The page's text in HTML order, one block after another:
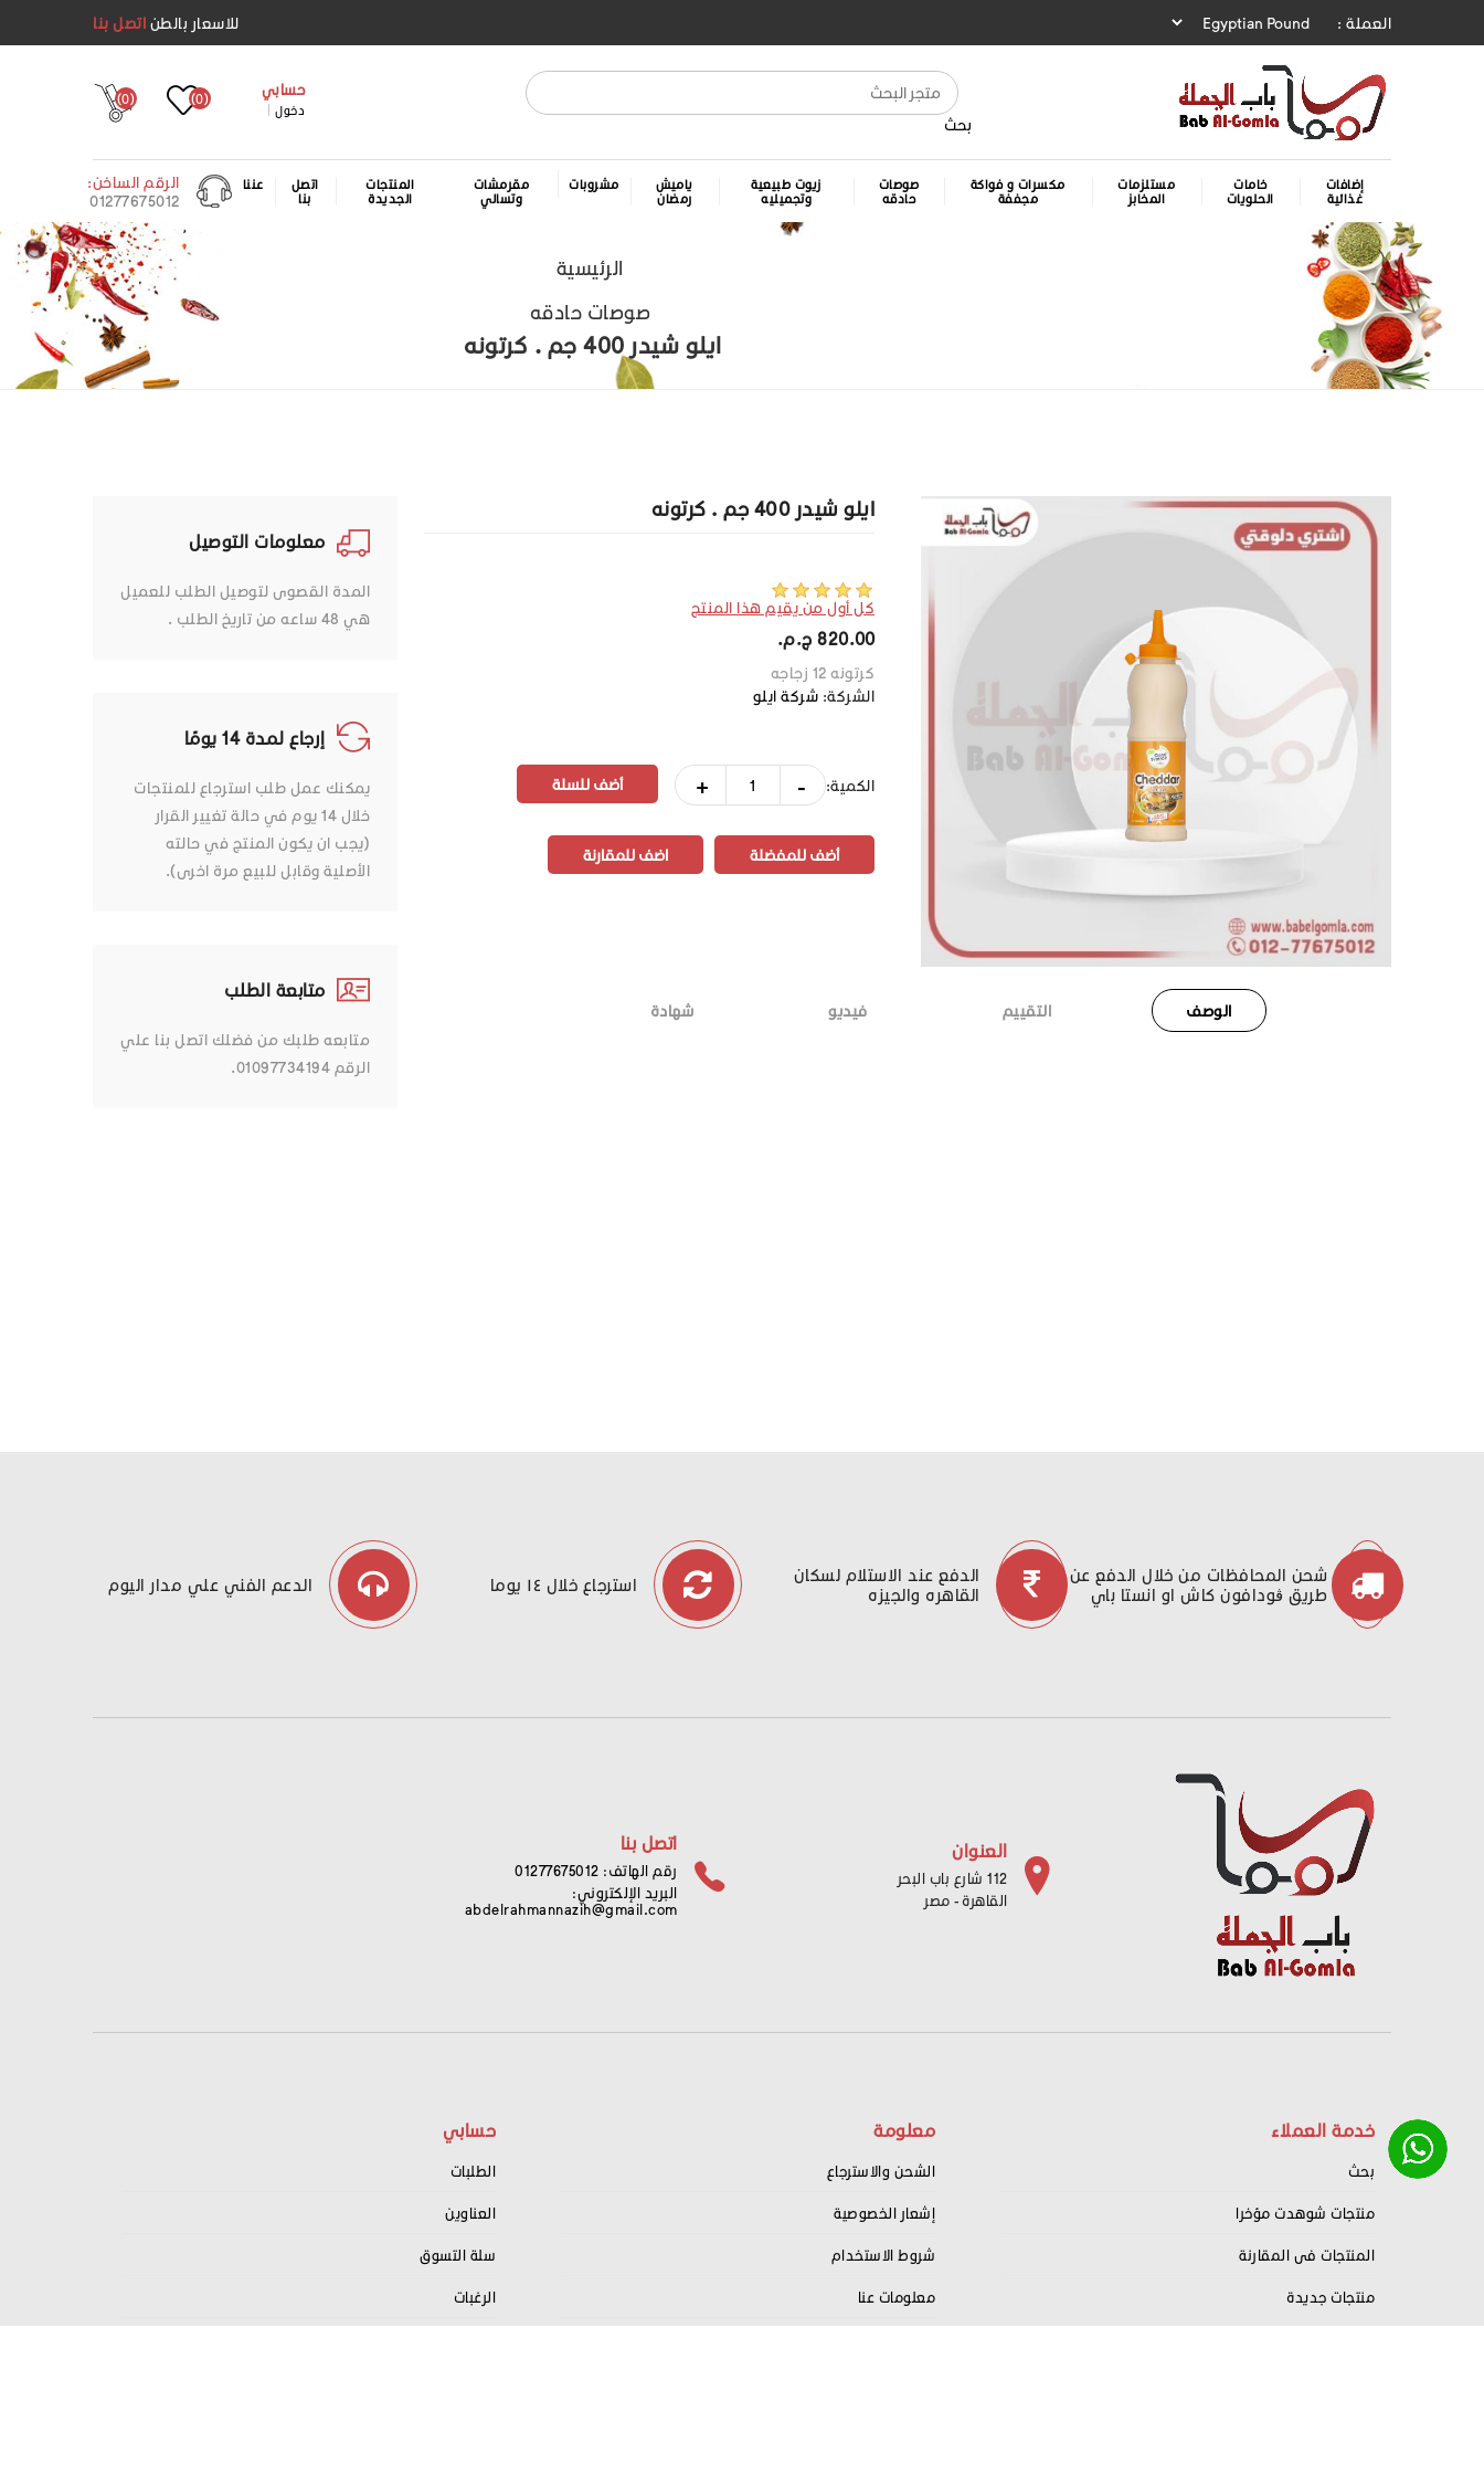
العملة : للاسعار بالطن اتصل بنا
بحث
حسابي
دخول
(0)
(0)
إضافات
غذائية
خامات
الحلويات
مستلزمات
المخابز
مكسرات و فواكة
مجففة
صوصات
حادقه
زيوت طبيعية
وتجميليه
ياميش
رمضان
مشروبات
مقرمشات
وتسالي
المنتجات
الجديدة
اتصل
بنا
عننا
الرقم الساخن:
01277675012
الرئيسية
صوصات حادقه
ايلو شيدر 400 جم . كرتونه
ايلو شيدر 400 جم . كرتونه
كل أول من يقيم هذا المنتج
820.00 ج.م.‏
كرتونه 12 زجاجه
الشركة: شركة ايلو
الكمية: -
+
أضف للمفضلة اضف للمقارنة
الوصف التقييم فيديو شهادة
معلومات التوصيل
المدة القصوى لتوصيل الطلب للعميل
هي 48 ساعه من تاريخ الطلب .
إرجاع لمدة 14 يومًا
يمكنك عمل طلب استرجاع للمنتجات
خلال 14 يوم في حالة تغيير القرار
(يجب ان يكون المنتج في حالته
الأصلية وقابل للبيع مرة اخرى).
متابعة الطلب
متابعه طلبك من فضلك اتصل بنا علي
الرقم 01097734194.
شحن المحافظات من خلال الدفع عن
طريق ڤودافون كاش او انستا باي
الدفع عند الاستلام لسكان
القاهره والجيزه
استرجاع خلال ١٤ يوما الدعم الفني علي مدار اليوم
العنوان
112 شارع باب البحر
القاهرة - مصر
اتصل بنا
رقم الهاتف: 01277675012
البريد الإلكتروني:
abdelrahmannazih@gmail.com
خدمة العملاء
بحث
منتجات شوهدت مؤخرا
المنتجات فى المقارنة
منتجات جديدة
معلومة
الشحن والاسترجاع
إشعار الخصوصية
شروط الاستخدام
معلومات عنا
حسابي
الطلبات
العناوين
سلة التسوق
الرغبات